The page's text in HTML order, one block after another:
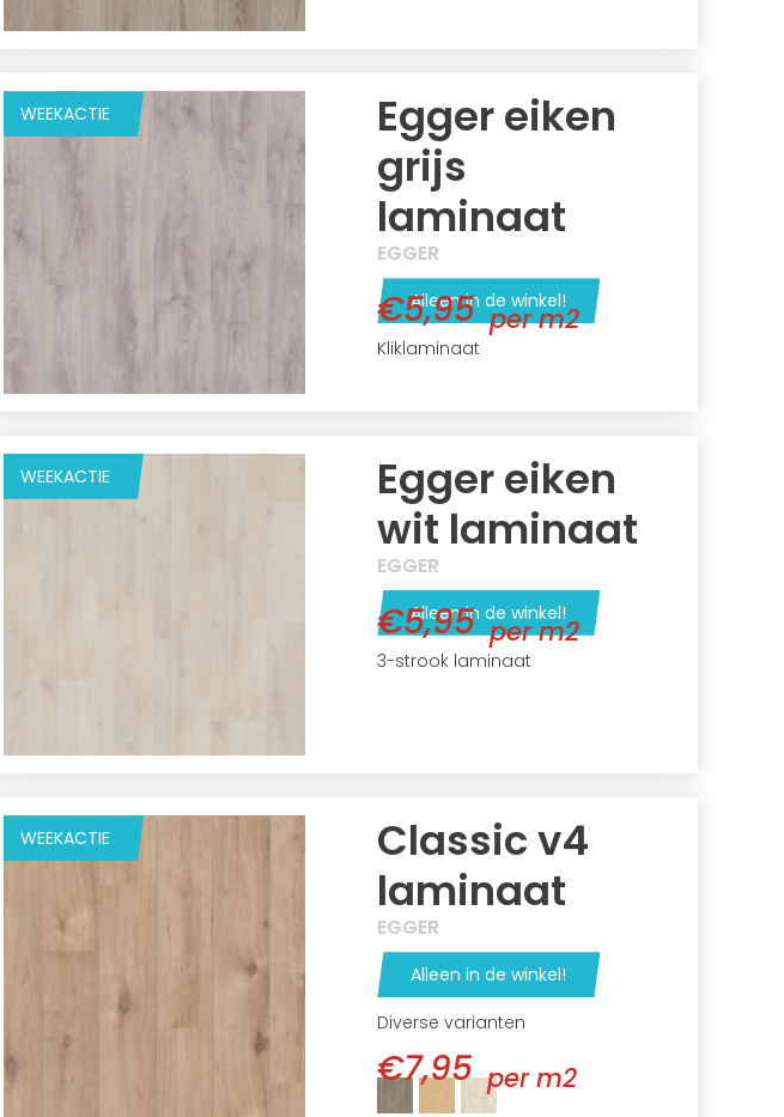
WEEKACTIE
Egger eiken
grijs
laminaat
EGGER
Alleen in de winkel!
Kliklaminaat
€5,95 per m2
WEEKACTIE
Egger eiken
wit laminaat
EGGER
Alleen in de winkel!
3-strook laminaat
€5,95 per m2
WEEKACTIE
Classic v4
laminaat
EGGER
Alleen in de winkel!
Diverse varianten
€7,95 per m2